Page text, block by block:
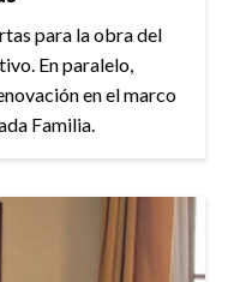
para la obra del
En paralelo,
en el marco
Familia.